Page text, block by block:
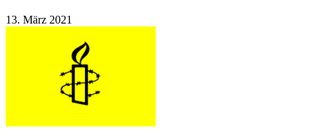
13. März 2021